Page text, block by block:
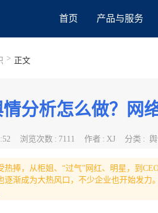
首页 产品与服务
> 正文
分析怎么做？网
浏览次数 : 7111 作者 : XJ 分类 :
热捧，从柜姐、“过气”网红、明星，到
逐渐成为大热风口，不少企业也开始发力